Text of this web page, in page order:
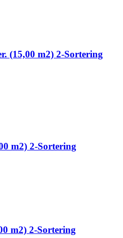
(15,00 m2) 2-Sortering
m2) 2-Sortering
m2) 2-Sortering